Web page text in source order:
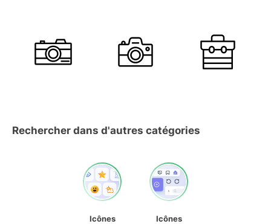
Rechercher dans d'autres catégories
Icônes
Icônes